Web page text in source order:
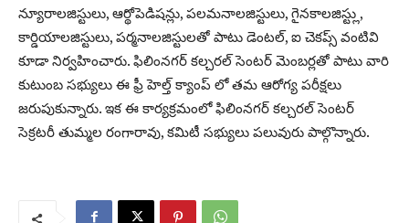
న్యూరాలజిస్టులు, ఆర్థోపెడిషన్లు, పలమనాలజిస్టులు, గైనకాలజిస్ట్లు,
కార్డియాలజిస్టులు, పర్మనాలజిస్టులతో పాటు డెంటల్, ఐ చెకప్స్ వంటివి
కూడా నిర్వహించారు. ఫిలింనగర్ కల్చరల్ సెంటర్ మెంబర్లతో పాటు వారి
కుటుంబ సభ్యులు ఈ ఫ్రీ హెల్త్ క్యాంప్ లో తమ ఆరోగ్య పరీక్షలు
జరుపుకున్నారు. ఇక ఈ కార్యక్రమంలో ఫిలింనగర్ కల్చరల్ సెంటర్
సెక్రటరీ తుమ్మల రంగారావు, కమిటీ సభ్యులు పలువురు పాల్గొన్నారు.